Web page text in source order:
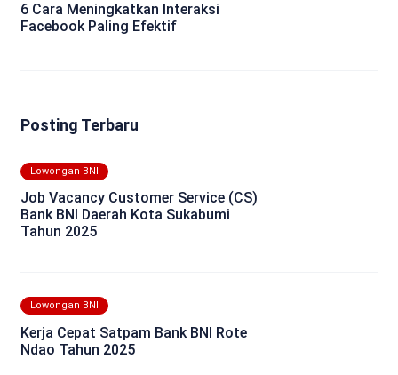
6 Cara Meningkatkan Interaksi
Facebook Paling Efektif
Posting Terbaru
Lowongan BNI
Job Vacancy Customer Service (CS)
Bank BNI Daerah Kota Sukabumi
Tahun 2025
Lowongan BNI
Kerja Cepat Satpam Bank BNI Rote
Ndao Tahun 2025